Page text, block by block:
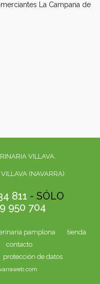
La Campana de
VILLAVA.
(NAVARRA)
811 - SÓLO
950 704
pamplona
tienda
contacto
protección de datos